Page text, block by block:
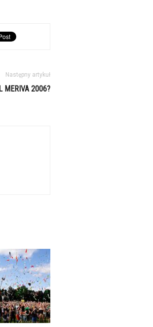
Następny artykuł
MERIVA 2006?